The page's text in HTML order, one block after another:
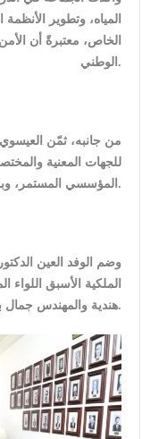
المياه، وتطوير
الخاص، معتبرةً أن
الوطني.
من جانبه، ثمّن
للجهات المعنية
المؤسسي المستمر، وبما يخدم المصلحة الوطنية العليا.
وضم الوفد العين
الملكية الأسبق
هندية والمهندس جمال بدران والدكتورة نيفين حلالشة وعلي الحديد.